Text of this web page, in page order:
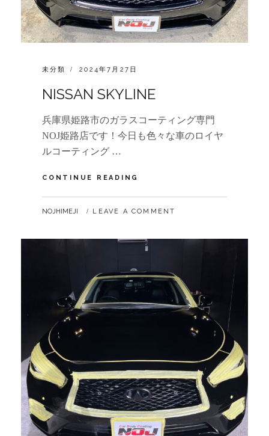
CATEGORIES:
未分類
POSTED
2024年7月27日
NISSAN SKYLINE
兵庫県姫路市のガラスコーティング専門
NOJ姫路店です！今日も色々な車のロイヤ
ルコーティング …
CONTINUE READING
BY
NOJHIMEJI LEAVE A COMMENT